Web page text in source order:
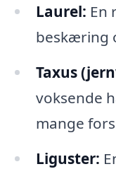
Laurel: En
beskæring
Taxus
voksende
mange
Liguster: